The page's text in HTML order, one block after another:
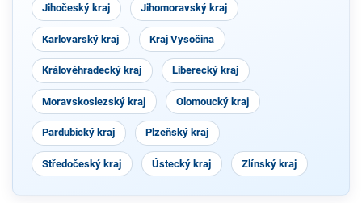
Jihočeský kraj Jihomoravský kraj
Karlovarský kraj Kraj Vysočina
Královéhradecký kraj Liberecký kraj
Moravskoslezský kraj Olomoucký kraj
Pardubický kraj Plzeňský kraj
Středočeský kraj Ústecký kraj Zlínský kraj